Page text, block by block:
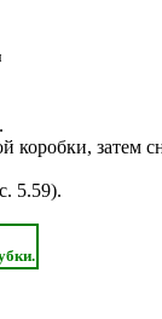
коробки, затем
5.59).